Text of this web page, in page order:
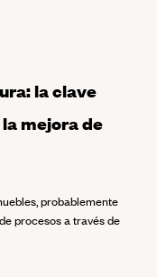
la clave
mejora de
probablemente
procesos a través de